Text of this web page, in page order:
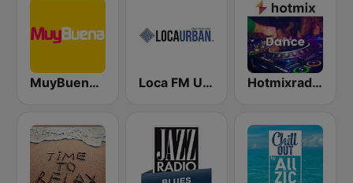
MuyBuena Ibiza Loca FM Urban Hotmixradio Dance